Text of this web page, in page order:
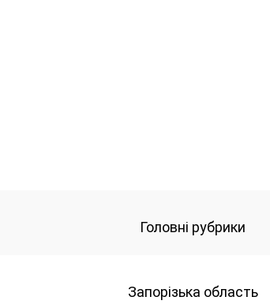
Головні рубрики
Запорізька область